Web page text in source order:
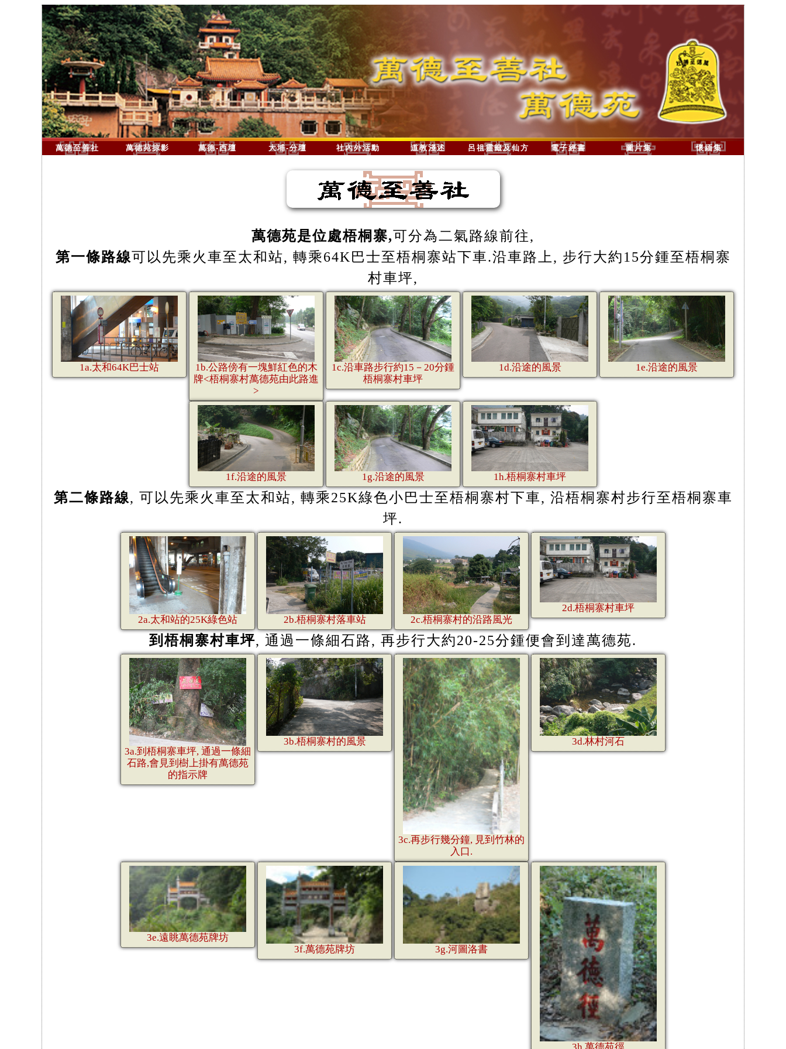
萬德至善社 萬德苑掠影 萬德-西壇 大埔-分壇 社內外活動 道教淺述 呂祖靈籤及仙方 電子經書 圖片集 懷緬集
萬德苑是位處梧桐寨,可分為二氣路線前往,
第一條路線可以先乘火車至太和站, 轉乘64K巴士至梧桐寨站下車.沿車路上, 步行大約15分鍾至梧桐寨
村車坪,
1a.太和64K巴士站
1b.公路傍有一塊鮮紅色的木
牌<梧桐寨村萬德苑由此路進
>
1c.沿車路步行約15－20分鍾
梧桐寨村車坪
1d.沿途的風景 1e.沿途的風景
1f.沿途的風景 1g.沿途的風景 1h.梧桐寨村車坪
第二條路線, 可以先乘火車至太和站, 轉乘25K綠色小巴士至梧桐寨村下車, 沿梧桐寨村步行至梧桐寨車
坪.
2a.太和站的25K綠色站 2b.梧桐寨村落車站 2c.梧桐寨村的沿路風光
2d.梧桐寨村車坪
到梧桐寨村車坪, 通過一條細石路, 再步行大約20-25分鍾便會到達萬德苑.
3a.到梧桐寨車坪, 通過一條細
石路,會見到樹上掛有萬德苑
的指示牌
3b.梧桐寨村的風景
3c.再步行幾分鐘, 見到竹林的
入口.
3d.林村河石
3e.遠眺萬德苑牌坊
3f.萬德苑牌坊
3g.河圖洛書